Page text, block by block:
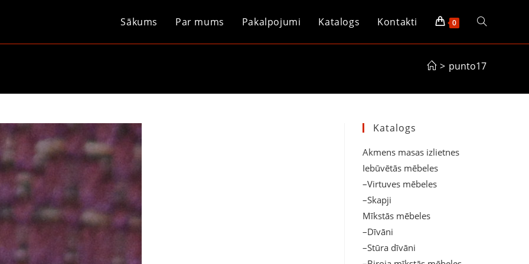
Sākums Par mums Pakalpojumi Katalogs Kontakti 0 Toggle
website
> punto17
Katalogs
Akmens masas izlietnes
Iebūvētās mēbeles
–Virtuves mēbeles
–Skapji
Mīkstās mēbeles
–Dīvāni
–Stūra dīvāni